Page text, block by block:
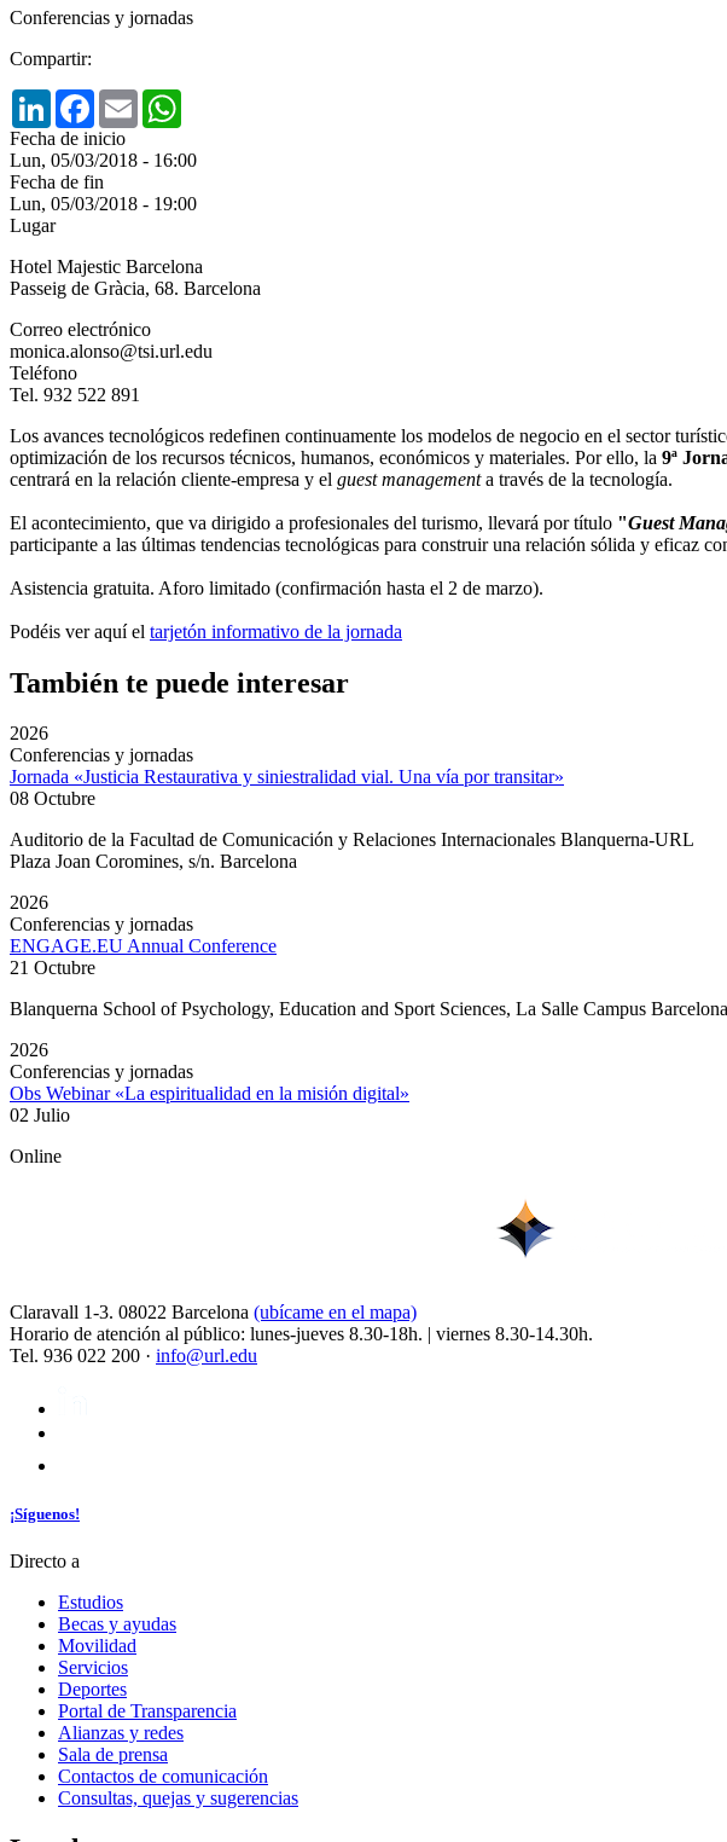
Conferencias y jornadas
Compartir:
LinkedInFacebook
Email
Fecha de inicio
Lun, 05/03/2018 - 16:00
Fecha de fin
Lun, 05/03/2018 - 19:00
Lugar
Hotel Majestic Barcelona
Passeig de Gràcia, 68. Barcelona
Correo electrónico
monica.alonso@tsi.url.edu
Teléfono
Tel. 932 522 891
Los avances tecnológicos redefinen continuamente los modelos de negocio en el sector
optimización de los recursos técnicos, humanos, económicos y materiales. Por ello, la 9ª
centrará en la relación cliente-empresa y el guest managementa través de la tecnología.
El acontecimiento, que va dirigido a profesionales del turismo, llevará por título "Guest
participante a las últimas tendencias tecnológicas para construir una relación sólida y eficaz
Asistencia gratuita. Aforo limitado (confirmación hasta el 2 de marzo).
Podéis ver aquí el tarjetón informativo de la jornada
También te puede interesar
2026
Conferencias y jornadas
Jornada «Justicia Restaurativa y siniestralidad vial. Una vía por transitar»
08 Octubre
Auditorio de la Facultad de Comunicación y Relaciones Internacionales Blanquerna-URL
Plaza Joan Coromines, s/n. Barcelona
2026
Conferencias y jornadas
ENGAGE.EU Annual Conference
21 Octubre
Blanquerna School of Psychology, Education and Sport Sciences, La Salle Campus
2026
Conferencias y jornadas
Obs Webinar «La espiritualidad en la misión digital»
02 Julio
Online
Claravall 1-3. 08022 Barcelona (ubícame en el mapa)
Horario de atención al público: lunes-jueves 8.30-18h. | viernes 8.30-14.30h.
Tel. 936 022 200 · info@url.edu
¡Síguenos!
Directo a
Estudios
Becas y ayudas
Movilidad
Servicios
Deportes
Portal de Transparencia
Alianzas y redes
Sala de prensa
Contactos de comunicación
Consultas, quejas y sugerencias